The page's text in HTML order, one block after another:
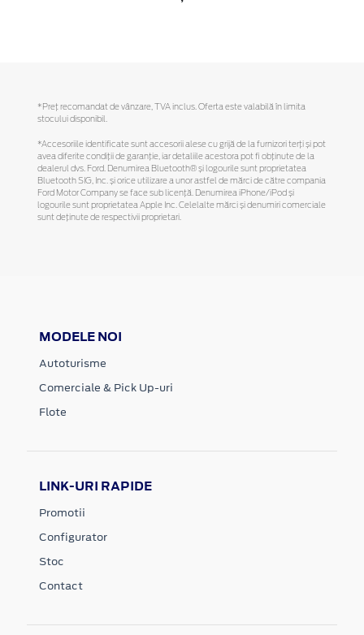
*Preţ recomandat de vânzare, TVA inclus. Oferta este valabilă în limita
stocului disponibil.
*Accesoriile identificate sunt accesorii alese cu grijă de la furnizori terți și pot
avea diferite condiții de garanție, iar detaliile acestora pot fi obținute de la
dealerul dvs. Ford. Denumirea Bluetooth® și logourile sunt proprietatea
Bluetooth SIG, Inc. și orice utilizare a unor astfel de mărci de către compania
Ford Motor Company se face sub licență. Denumirea iPhone/iPod și
logourile sunt proprietatea Apple Inc. Celelalte mărci și denumiri comerciale
sunt deținute de respectivii proprietari.
MODELE NOI
Autoturisme
Comerciale & Pick Up-uri
Flote
LINK-URI RAPIDE
Promotii
Configurator
Stoc
Contact